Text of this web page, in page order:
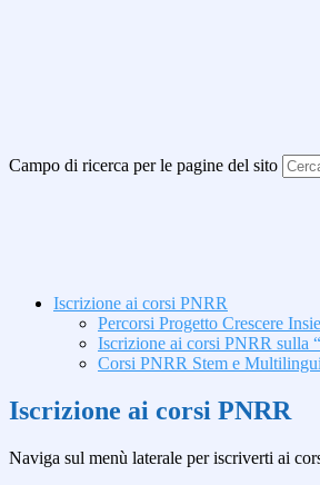
Campo di ricerca per le pagine del sito
Iscrizione ai corsi PNRR
Percorsi Progetto Crescere
Iscrizione ai corsi PNRR sulla
Corsi PNRR Stem e
Iscrizione ai corsi PNRR
Naviga sul menù laterale per iscriverti ai